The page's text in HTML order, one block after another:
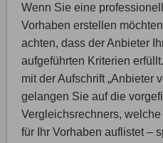
Wenn Sie eine
Vorhaben erstellen
achten, dass der Anbieter
aufgeführten Kriterien
mit der Aufschrift „Anbieter
gelangen Sie auf die
Vergleichsrechners,
für Ihr Vorhaben auflistet –